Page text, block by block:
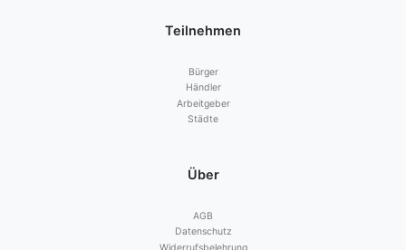
Teilnehmen
Bürger
Händler
Arbeitgeber
Städte
Über
AGB
Datenschutz
Widerrufsbelehrung